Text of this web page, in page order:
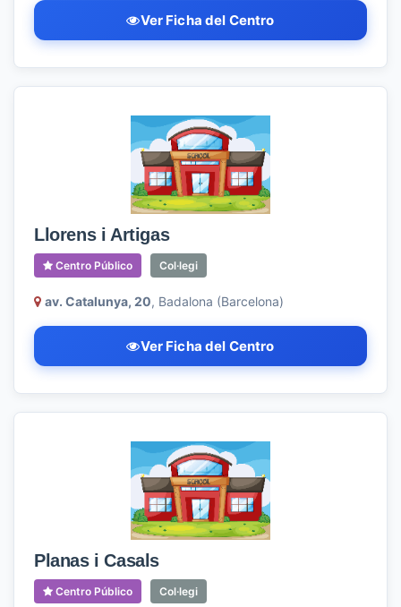
Ver Ficha del Centro
Llorens i Artigas
Centro Público Col·legi
av. Catalunya, 20, Badalona (Barcelona)
Ver Ficha del Centro
Planas i Casals
Centro Público Col·legi